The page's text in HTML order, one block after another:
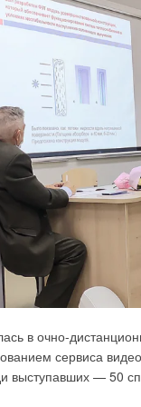
в очно-
сервиса
выступавших — 50
входа DeLium
насосы
огромный опыт
двустороннего
подобрать
DeLium
до 12 тыс.
м;
до 25 бар.
При их
вращения. При